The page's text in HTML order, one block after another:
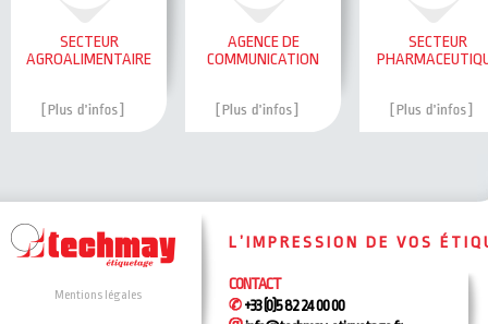
SECTEUR
AGROALIMENTAIRE
AGENCE DE
COMMUNICATION
SECTEUR
Mentions légales
L’IMPRESSION DE VOS
CONTACT
+33 (0)5 82 24 00 00